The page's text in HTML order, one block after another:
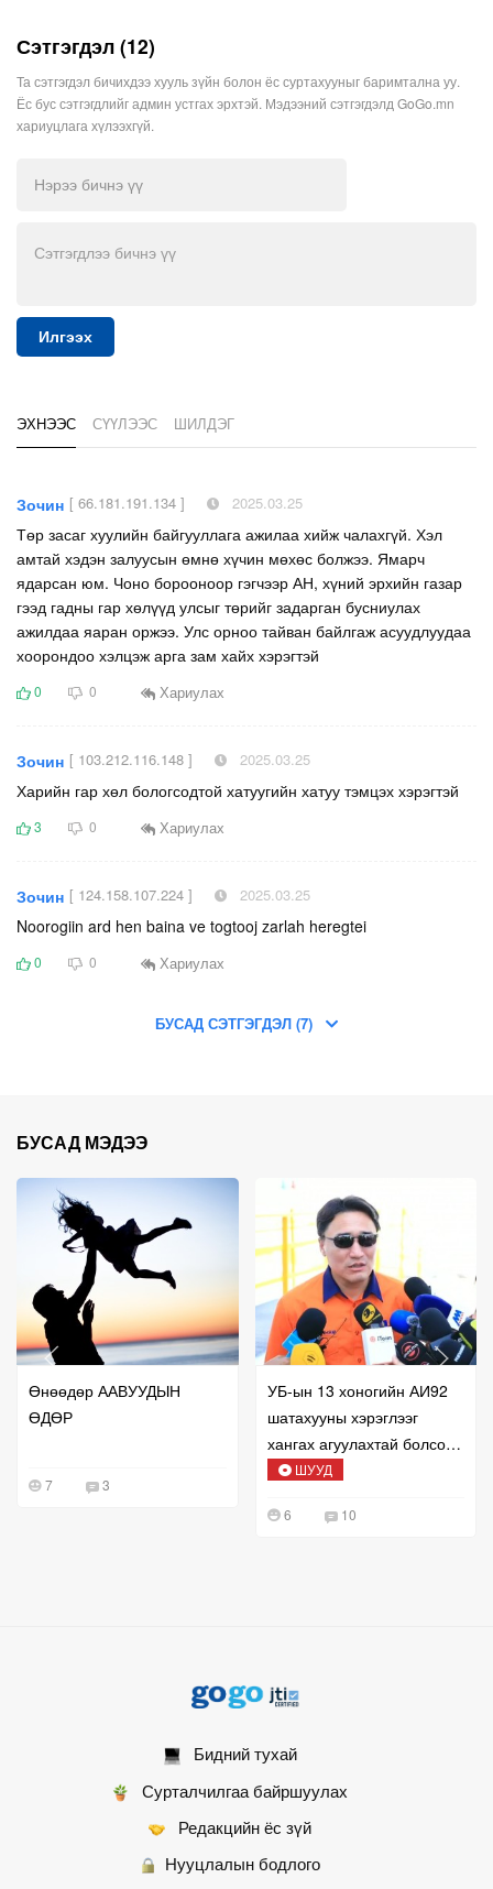
Сэтгэгдэл (12)
Та сэтгэгдэл бичихдээ хууль зүйн болон ёс суртахууныг баримтална уу.
Ёс бус сэтгэгдлийг админ устгах эрхтэй. Мэдээний сэтгэгдэлд GoGo.mn
хариуцлага хүлээхгүй.
Илгээх
ЭХНЭЭС СҮҮЛЭЭС ШИЛДЭГ
Зочин [ 66.181.191.134 ] 2025.03.25
Төр засаг хуулийн байгууллага ажилаа хийж чалахгүй. Хэл
амтай хэдэн залуусын өмнө хүчин мөхөс болжээ. Ямарч
ядарсан юм. Чоно борооноор гэгчээр АН, хүний эрхийн газар
гээд гадны гар хөлүүд улсыг төрийг задарган бусниулах
ажилдаа яаран оржээ. Улс орноо тайван байлгаж асуудлуудаа
хоорондоо хэлцэж арга зам хайх хэрэгтэй
0 0 Хариулах
Зочин [ 103.212.116.148 ] 2025.03.25
Харийн гар хөл бологсодтой хатуугийн хатуу тэмцэх хэрэгтэй
3 0 Хариулах
Зочин [ 124.158.107.224 ] 2025.03.25
Noorogiin ard hen baina ve togtooj zarlah heregtei
0 0 Хариулах
БУСАД СЭТГЭГДЭЛ (7)
БУСАД МЭДЭЭ
Өнөөдөр ААВУУДЫН
ӨДӨР
7 3
УБ-ын 13 хоногийн АИ92
шатахууны хэрэглээг
хангах агуулахтай болсон
талаар мэдээлж байна
ШУУД
6 10
Бидний тухай
Сурталчилгаа байршуулах
Редакцийн ёс зүй
Нууцлалын бодлого